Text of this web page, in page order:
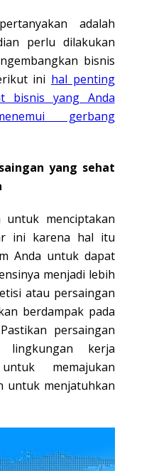
adalah
perlu dilakukan
bisnis
ini hal penting
bisnis yang Anda
gerbang
yang sehat
menciptakan
ini karena hal itu
Anda untuk dapat
menjadi lebih
atau persaingan
berdampak pada
persaingan
kerja
memajukan
untuk menjatuhkan